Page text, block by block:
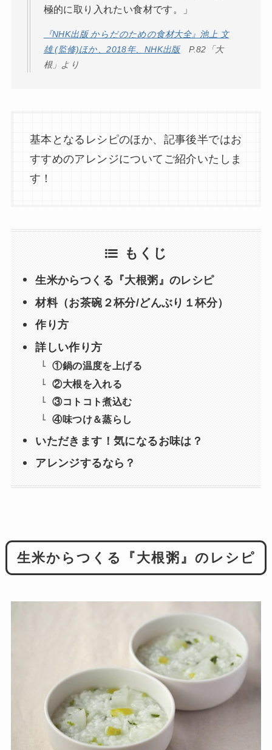
極的に取り入れたい食材です。」
『NHK出版 からだのための食材大全』池上 文
雄 (監修)ほか、2018年、NHK出版P.82「大
根」より
基本となるレシピのほか、記事後半ではお
すすめのアレンジについてご紹介いたしま
す！
もくじ
生米からつくる『大根粥』のレシピ
材料（お茶碗２杯分/どんぶり１杯分）
作り方
詳しい作り方
①鍋の温度を上げる
②大根を入れる
③コトコト煮込む
④味つけ＆蒸らし
いただきます！気になるお味は？
アレンジするなら？
生米からつくる『大根粥』のレシピ